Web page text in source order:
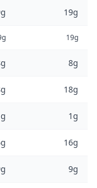
19g
19g
8g
18g
1g
16g
9g